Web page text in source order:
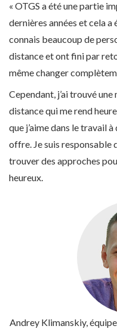
« OTGS a été une partie
dernières années et cela
connais beaucoup de
distance et ont fini par
même changer
Cependant, j’ai trouvé
distance qui me rend
que j’aime dans le travail
offre. Je suis responsable
trouver des approches
heureux.
Andrey Klimanskiy,